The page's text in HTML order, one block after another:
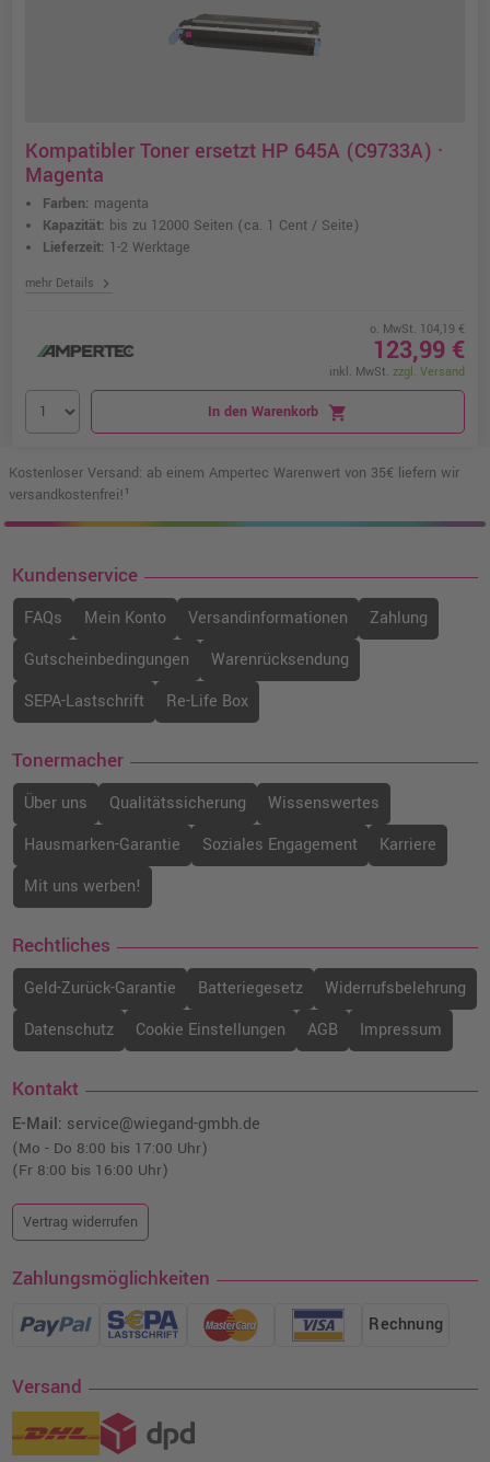
Kompatibler Toner ersetzt HP 645A (C9733A) ·
Magenta
Farben: magenta
Kapazität: bis zu 12000 Seiten (ca. 1 Cent / Seite)
Lieferzeit: 1-2 Werktage
mehr Details chevron_right
o. MwSt. 104,19 €
123,99 €
inkl. MwSt. zzgl. Versand
In den Warenkorb shopping_cart
Kostenloser Versand: ab einem Ampertec Warenwert von 35€ liefern wir
versandkostenfrei!¹
Kundenservice
FAQs Mein Konto Versandinformationen
Zahlung
Gutscheinbedingungen
Warenrücksendung
SEPA-Lastschrift
Re-Life Box
Tonermacher
Über uns Qualitätssicherung
Wissenswertes
Hausmarken-Garantie
Soziales Engagement
Karriere
Mit uns werben!
Rechtliches
Geld-Zurück-Garantie Batteriegesetz
Widerrufsbelehrung
Datenschutz
Cookie Einstellungen AGB Impressum
Kontakt
E-Mail: service@wiegand-gmbh.de
(Mo - Do 8:00 bis 17:00 Uhr)
(Fr 8:00 bis 16:00 Uhr)
Vertrag widerrufen
Zahlungsmöglichkeiten
Rechnung
Versand